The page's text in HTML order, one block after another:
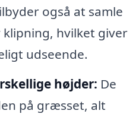
også at samle
hvilket giver
udseende.
højder: De
på græsset, alt